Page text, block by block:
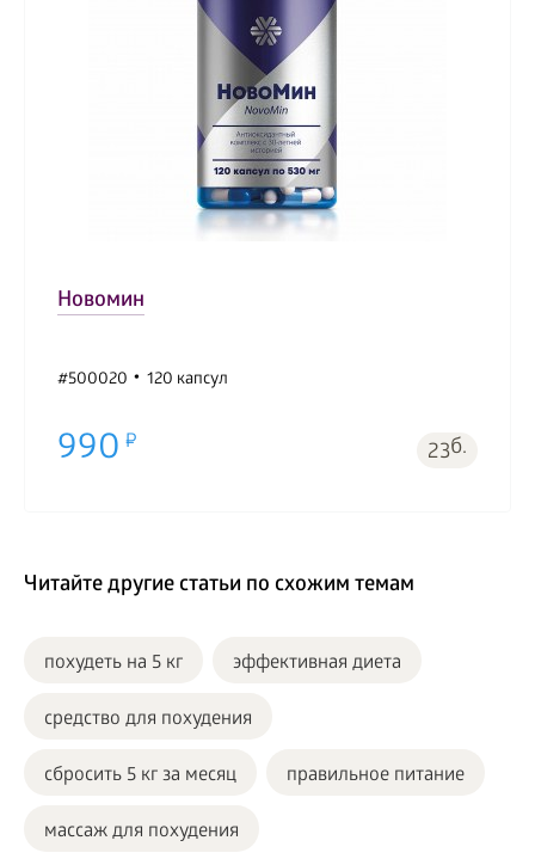
Новомин
#500020 120 капсул
990 23б.
Читайте другие статьи по схожим темам
похудеть на 5 кг эффективная диета
средство для похудения
сбросить 5 кг за месяц правильное питание
массаж для похудения